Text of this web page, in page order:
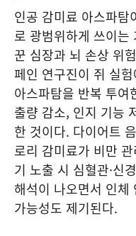
인공 감미료 아스파탐
로 광범위하게 쓰이는
꾼 심장과 뇌 손상 위
페인 연구진이 쥐 실
아스파탐을 반복 투여
출량 감소, 인지 기능
한 것이다. 다이어트
로리 감미료가 비만
기 노출 시 심혈관·신
해석이 나오면서 인체
가능성도 제기된다.